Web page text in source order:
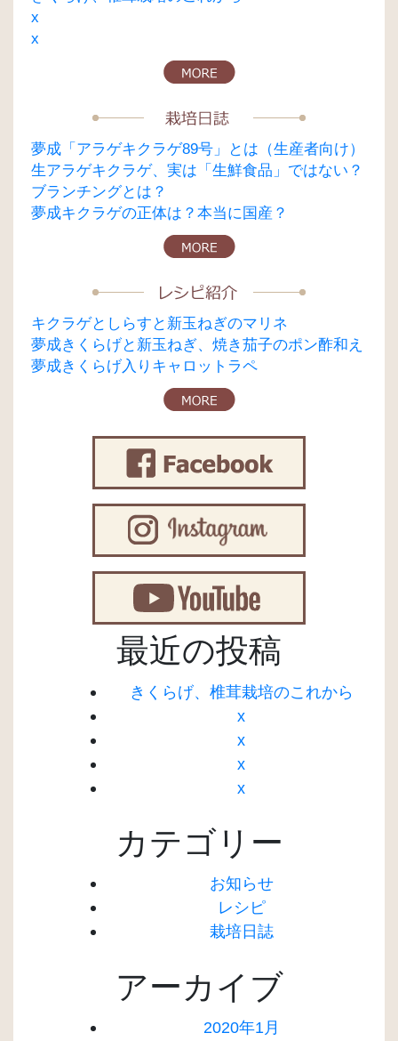
x
x
夢成「アラゲキクラゲ89号」とは（生産者向け）
生アラゲキクラゲ、実は「生鮮食品」ではない？
ブランチングとは？
夢成キクラゲの正体は？本当に国産？
キクラゲとしらすと新玉ねぎのマリネ
夢成きくらげと新玉ねぎ、焼き茄子のポン酢和え
夢成きくらげ入りキャロットラペ
最近の投稿
きくらげ、椎茸栽培のこれから
x
x
x
x
カテゴリー
お知らせ
レシピ
栽培日誌
アーカイブ
2020年1月